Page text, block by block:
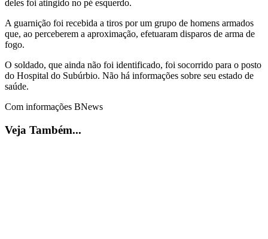
deles foi atingido no pé esquerdo.
A guarnição foi recebida a tiros por um grupo de homens armados
que, ao perceberem a aproximação, efetuaram disparos de arma de
fogo.
O soldado, que ainda não foi identificado, foi socorrido para o posto
do Hospital do Subúrbio. Não há informações sobre seu estado de
saúde.
Com informações BNews
Veja Também...